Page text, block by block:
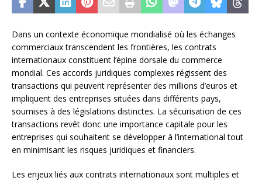
Dans un contexte économique mondialisé où les échanges
commerciaux transcendent les frontières, les contrats
internationaux constituent l’épine dorsale du commerce
mondial. Ces accords juridiques complexes régissent des
transactions qui peuvent représenter des millions d’euros et
impliquent des entreprises situées dans différents pays,
soumises à des législations distinctes. La sécurisation de ces
transactions revêt donc une importance capitale pour les
entreprises qui souhaitent se développer à l’international tout
en minimisant les risques juridiques et financiers.
Les enjeux liés aux contrats internationaux sont multiples et